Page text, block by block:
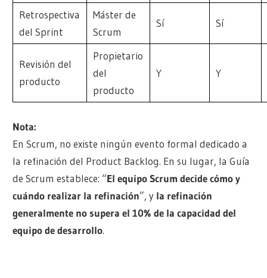
Retrospectiva
del Sprint
Máster de
Scrum
Sí Sí
Revisión del
producto
Propietario
del
producto
Y Y
Nota:
En Scrum, no existe ningún evento formal dedicado a
la refinación del Product Backlog. En su lugar, la Guía
de Scrum establece: “El equipo Scrum decide cómo y
cuándo realizar la refinación”, y la refinación
generalmente no supera el 10% de la capacidad del
equipo de desarrollo.